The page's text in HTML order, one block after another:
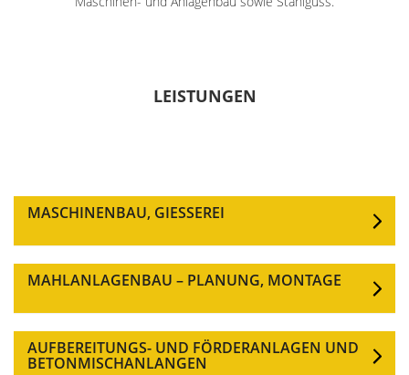
LEISTUNGEN
MASCHINENBAU, GIESSEREI
MAHLANLAGENBAU – PLANUNG, MONTAGE
AUFBEREITUNGS- UND FÖRDERANLAGEN UND
BETONMISCHANLANGEN